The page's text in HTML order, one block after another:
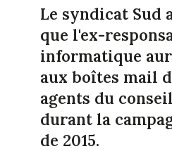
Le syndicat Sud
que l'ex-
informatique
aux boîtes mail
agents du
durant la
de 2015.